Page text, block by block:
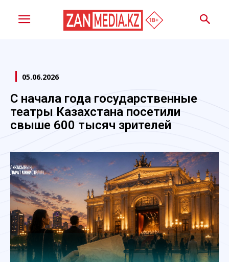
05.06.2026
С начала года государственные
театры Казахстана посетили
свыше 600 тысяч зрителей